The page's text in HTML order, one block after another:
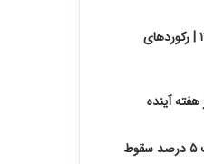
گزارش ماهانه صنعت دارو تیر ۱۴۰۵ | رکوردهای
آینده
شوک خبری ترامپ به بازارها/ نفت ۵ درصد سقوط